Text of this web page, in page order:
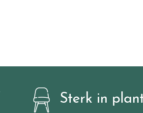
Sterk in